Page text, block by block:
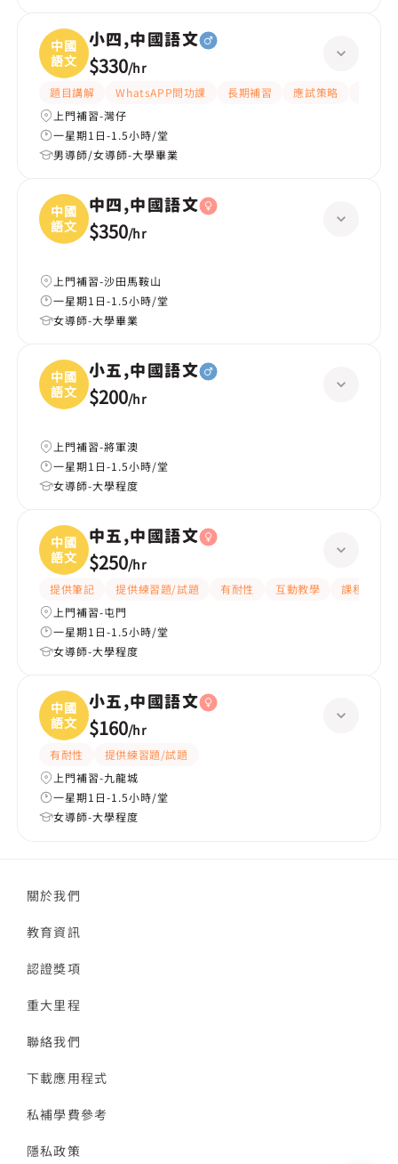
中國
語文
小四,中國語文
$330/hr
題目講解 WhatsAPP問功課 長期補習 應試策略
上門補習-灣仔
一星期1日-1.5小時/堂
男導師/女導師-大學畢業
中國
語文
中四,中國語文
$350/hr
上門補習-沙田馬鞍山
一星期1日-1.5小時/堂
女導師-大學畢業
中國
語文
小五,中國語文
$200/hr
上門補習-將軍澳
一星期1日-1.5小時/堂
女導師-大學程度
中國
語文
中五,中國語文
$250/hr
提供筆記 提供練習題/試題 有耐性 互動教學
課程設計
上門補習-屯門
一星期1日-1.5小時/堂
女導師-大學程度
中國
語文
小五,中國語文
$160/hr
有耐性
提供練習題/試題
上門補習-九龍城
一星期1日-1.5小時/堂
女導師-大學程度
關於我們
教育資訊
認證獎項
重大里程
聯絡我們
下載應用程式
私補學費參考
隱私政策